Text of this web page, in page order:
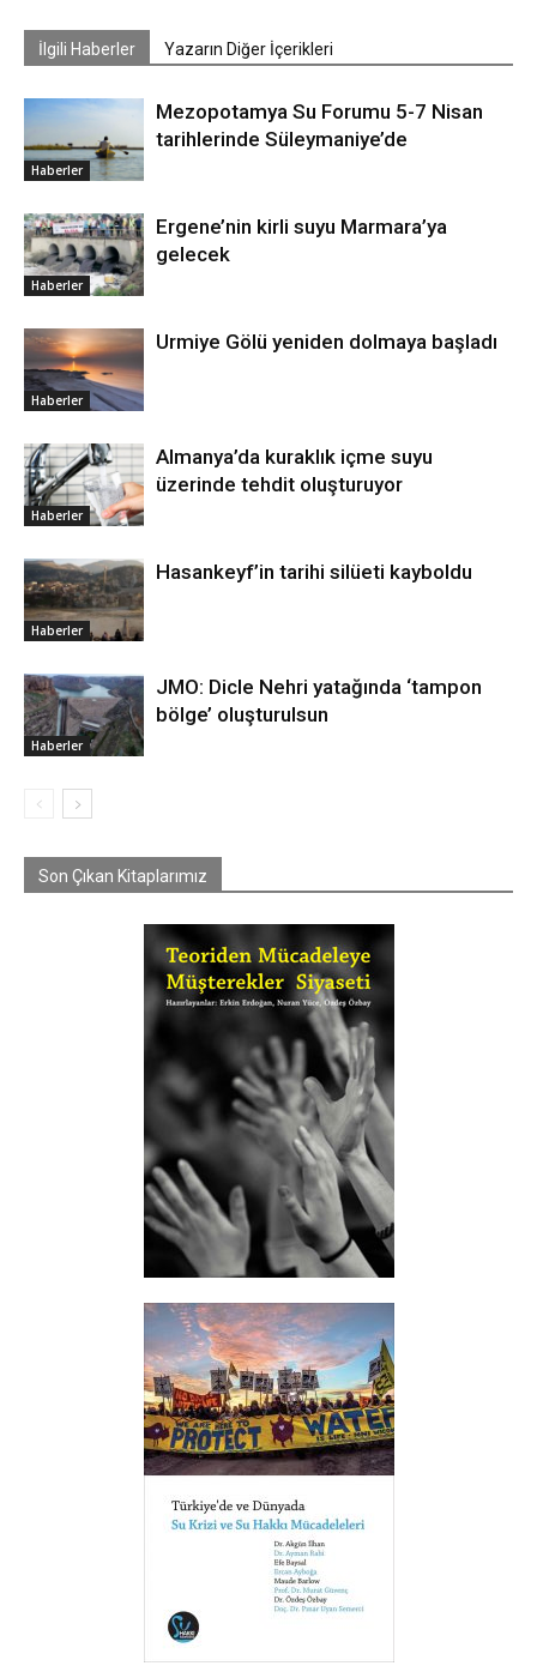
İlgili Haberler Yazarın Diğer İçerikleri
Haberler
Mezopotamya Su Forumu 5-7 Nisan
tarihlerinde Süleymaniye’de
Haberler
Ergene’nin kirli suyu Marmara’ya
gelecek
Haberler
Urmiye Gölü yeniden dolmaya başladı
Haberler
Almanya’da kuraklık içme suyu
üzerinde tehdit oluşturuyor
Haberler
Hasankeyf’in tarihi silüeti kayboldu
Haberler
JMO: Dicle Nehri yatağında ‘tampon
bölge’ oluşturulsun
Son Çıkan Kitaplarımız